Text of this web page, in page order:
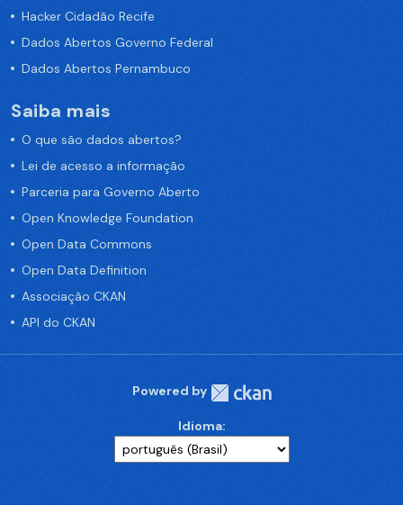
Hacker Cidadão Recife
Dados Abertos Governo Federal
Dados Abertos Pernambuco
Saiba mais
O que são dados abertos?
Lei de acesso a informação
Parceria para Governo Aberto
Open Knowledge Foundation
Open Data Commons
Open Data Definition
Associação CKAN
API do CKAN
Powered by
Idioma